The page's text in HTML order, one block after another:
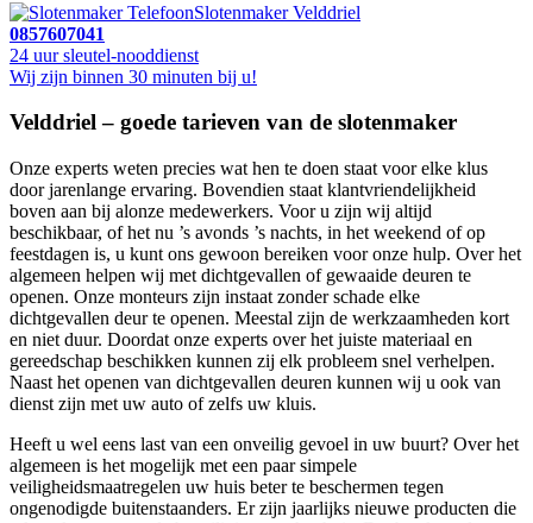
Slotenmaker Velddriel
0857607041
24 uur sleutel-nooddienst
Wij zijn binnen 30 minuten bij u!
Velddriel – goede tarieven van de slotenmaker
Onze experts weten precies wat hen te doen staat voor elke klus
door jarenlange ervaring. Bovendien staat klantvriendelijkheid
boven aan bij alonze medewerkers. Voor u zijn wij altijd
beschikbaar, of het nu ’s avonds ’s nachts, in het weekend of op
feestdagen is, u kunt ons gewoon bereiken voor onze hulp. Over het
algemeen helpen wij met dichtgevallen of gewaaide deuren te
openen. Onze monteurs zijn instaat zonder schade elke
dichtgevallen deur te openen. Meestal zijn de werkzaamheden kort
en niet duur. Doordat onze experts over het juiste materiaal en
gereedschap beschikken kunnen zij elk probleem snel verhelpen.
Naast het openen van dichtgevallen deuren kunnen wij u ook van
dienst zijn met uw auto of zelfs uw kluis.
Heeft u wel eens last van een onveilig gevoel in uw buurt? Over het
algemeen is het mogelijk met een paar simpele
veiligheidsmaatregelen uw huis beter te beschermen tegen
ongenodigde buitenstaanders. Er zijn jaarlijks nieuwe producten die